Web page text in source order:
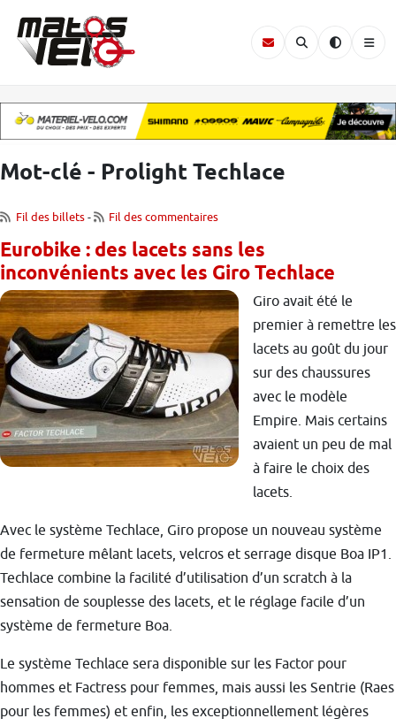
Mot-clé - Prolight Techlace
Fil des billets- Fil des commentaires
Eurobike : des lacets sans les
inconvénients avec les Giro Techlace
Giro avait été le
premier à remettre les
lacets au goût du jour
sur des chaussures
avec le modèle
Empire. Mais certains
avaient un peu de mal
à faire le choix des
lacets.
Avec le système Techlace, Giro propose un nouveau système
de fermeture mêlant lacets, velcros et serrage disque Boa IP1.
Techlace combine la facilité d’utilisation d’un scratch à la
sensation de souplesse des lacets, et le réglage facile d’un
système de fermeture Boa.
Le système Techlace sera disponible sur les Factor pour
hommes et Factress pour femmes, mais aussi les Sentrie (Raes
pour les femmes) et enfin, les exceptionnellement légères